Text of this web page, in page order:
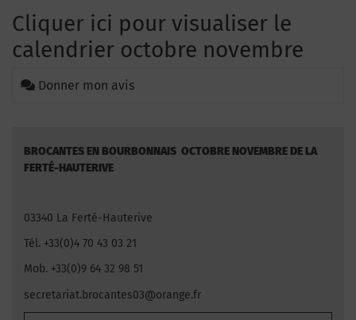
Cliquer ici pour visualiser le
calendrier octobre novembre
Donner mon avis
BROCANTES EN BOURBONNAIS OCTOBRE NOVEMBRE DE LA
FERTÉ-HAUTERIVE
03340 La Ferté-Hauterive
Tél. +33(0)4 70 43 03 21
Mob. +33(0)9 64 32 98 51
secretariat.brocantes03@orange.fr